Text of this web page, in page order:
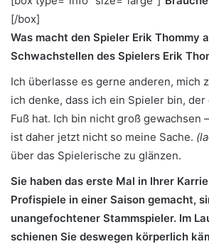
[/box]
Was macht den Spieler Erik Thommy
Schwachstellen des Spielers Erik
Ich überlasse es gerne anderen, mich
ich denke, dass ich ein Spieler bin, der
Fuß hat. Ich bin nicht groß gewachsen
ist daher jetzt nicht so meine Sache.
über das Spielerische zu glänzen.
Sie haben das erste Mal in Ihrer
Profispiele in einer Saison gemacht,
unangefochtener Stammspieler. Im
schienen Sie deswegen körperlich